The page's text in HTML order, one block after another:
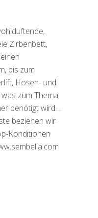
Zirbenbett,
bis zum
Hosen- und
zum Thema
benötigt wird…
beziehen wir
Konditionen